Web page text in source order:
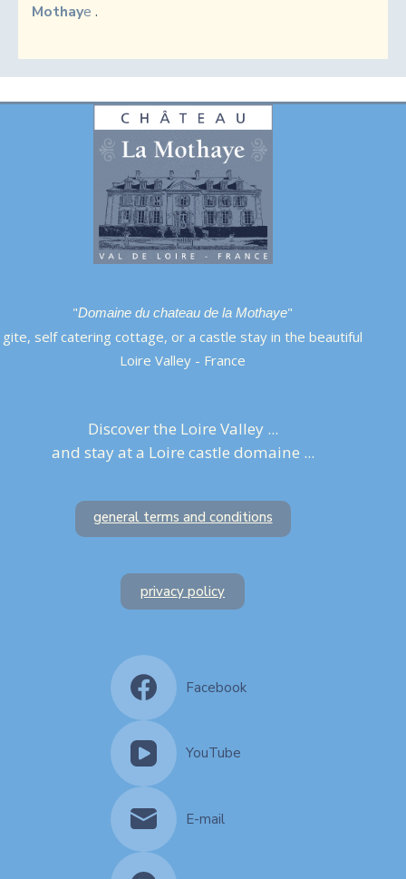
Mothaye .
"Domaine du chateau de la Mothaye"
gite, self catering cottage, or a castle stay in the beautiful
Loire Valley - France
Discover the Loire Valley ...
and stay at a Loire castle domaine ...
general terms and conditions
privacy policy
Facebook
YouTube
E-mail